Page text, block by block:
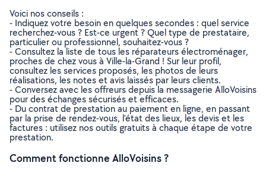
Voici nos conseils :
- Indiquez votre besoin en quelques secondes : quel service
recherchez-vous ? Est-ce urgent ? Quel type de prestataire,
particulier ou professionnel, souhaitez-vous ?
- Consultez la liste de tous les réparateurs électroménager,
proches de chez vous à Ville-la-Grand ! Sur leur profil,
consultez les services proposés, les photos de leurs
réalisations, les notes et avis laissés par leurs clients.
- Conversez avec les offreurs depuis la messagerie AlloVoisins
pour des échanges sécurisés et efficaces.
- Du contrat de prestation au paiement en ligne, en passant
par la prise de rendez-vous, l’état des lieux, les devis et les
factures : utilisez nos outils gratuits à chaque étape de votre
prestation.
Comment fonctionne AlloVoisins ?